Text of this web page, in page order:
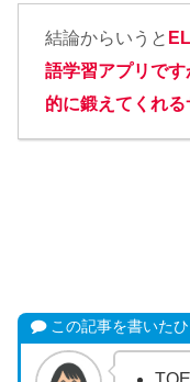
結論からいうと
語学習アプリで
的に鍛えてくれる
この記事を書いたひ